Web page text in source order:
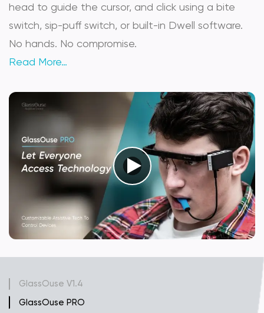
head to guide the cursor, and click using a bite
switch, sip-puff switch, or built-in Dwell software.
No hands. No compromise.
Read More…
GlassOuse V1.4
GlassOuse PRO